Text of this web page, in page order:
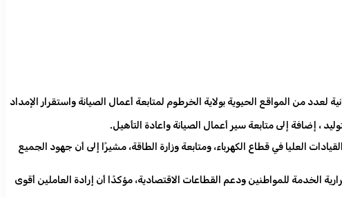
من المواقع الحيوية بولاية الخرطوم لمتابعة أعمال الصيانة واستقرار الإمداد
، إضافة إلى متابعة سير أعمال الصيانة واعادة التأهيل.
العليا في قطاع الكهرباء، ومتابعة وزارة الطاقة، مشيرًا إلى أن جهود الجميع
الخدمة للمواطنين ودعم القطاعات الاقتصادية، مؤكدًا أن إرادة العاملين أقوى